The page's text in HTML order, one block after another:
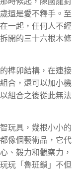
還是愛不釋手。至
一起，任何人不經
開的三十六根木條
榫卯結構，在連接
合，還可以加小機
組合之後從此無法
玩具，幾根小小的
像個藝術品，它代
、毅力和觀察力，
玩「魯班鎖」不但